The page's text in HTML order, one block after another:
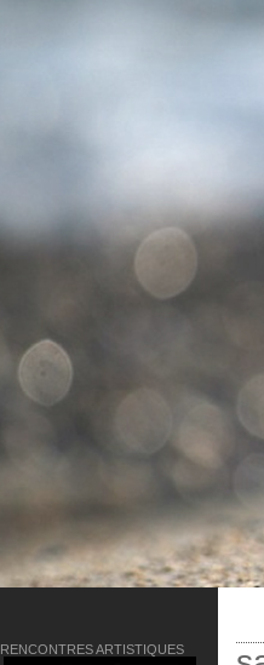
RENCONTRES ARTISTIQUES